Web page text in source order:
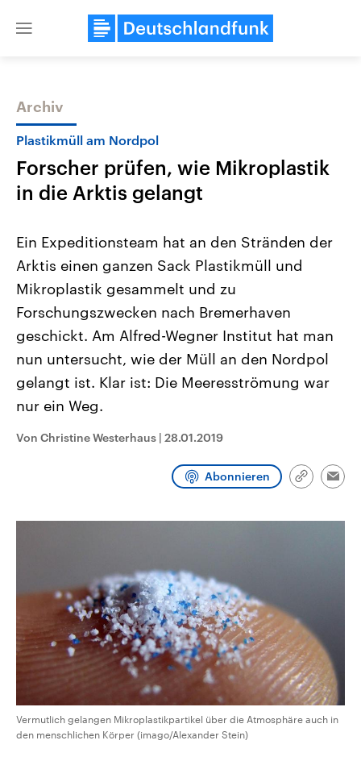
Close
Themen
Landtagswahl Sachsen-Anhalt
2026
Alle Informationen
Sachsen-Anhalt wählt am 6.
September 2026 einen neuen
Landtag. Seit 2021 wird das
Bundesland von einer Koalition aus
Umfragen, Prognosen,
und Hintergründe zu den Parteien
Wahl.
Aktuelle Beiträge,
Hintergründe
Wirtschaftlich und
gehören die Vereinigten
den mächtigsten Ländern
mit großem Einfluss auf
aktuelle Weltgeschehen.
Sendungen
Archiv
Plastikmüll am Nordpol
Forscher prüfen, wie Mikroplastik
in die Arktis gelangt
Ein Expeditionsteam hat an den Stränden der
Arktis einen ganzen Sack Plastikmüll und
Mikroplastik gesammelt und zu
Forschungszwecken nach Bremerhaven
geschickt. Am Alfred-Wegner Institut hat man
nun untersucht, wie der Müll an den Nordpol
gelangt ist. Klar ist: Die Meeresströmung war
nur ein Weg.
Von Christine Westerhaus | 28.01.2019
Abonnieren
Link
Vermutlich gelangen Mikroplastikpartikel über die Atmosphäre auch in
den menschlichen Körper (imago/Alexander Stein)